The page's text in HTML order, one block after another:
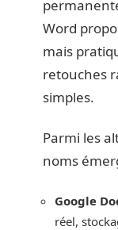
Word
mais
retouches
simples.
Parmi les
noms
Google
réel,